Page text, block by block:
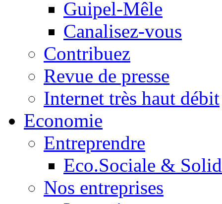
Guipel-Mêle
Canalisez-vous
Contribuez
Revue de presse
Internet très haut débit
Economie
Entreprendre
Eco.Sociale &
Nos entreprises